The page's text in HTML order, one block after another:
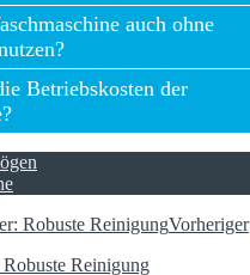
auch ohne
Betriebskosten der
Vorheriger
Reinigung